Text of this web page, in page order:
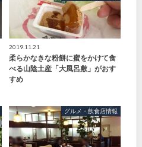
2019.11.21
柔らかなきな粉餅に蜜をかけて食
べる山陰土産「大風呂敷」がおす
すめ
グルメ・飲食店情報